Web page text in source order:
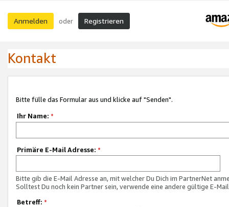
Anmelden oder Registrieren
Kontakt
Bitte fülle das Formular aus und klicke auf "Senden".
Ihr Name: *
Primäre E-Mail Adresse: *
Bitte gib die E-Mail Adresse an, mit welcher Du Dich im PartnerNet
Solltest Du noch kein Partner sein, verwende eine andere gültige E-
Betreff: *